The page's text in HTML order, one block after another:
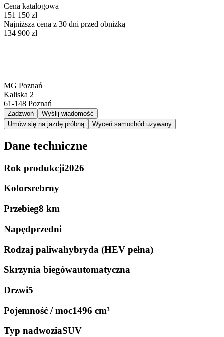
Cena katalogowa
151 150 zł
Najniższa cena z 30 dni przed obniżką
134 900 zł
MG Poznań
Kaliska 2
61-148 Poznań
Zadzwoń
Wyślij wiadomość
Umów się na jazdę próbną
Wyceń samochód używany
Dane techniczne
Rok produkcji2026
Kolorsrebrny
Przebieg8 km
Napędprzedni
Rodzaj paliwahybryda (HEV pełna)
Skrzynia biegówautomatyczna
Drzwi5
Pojemność / moc1496 cm³
Typ nadwoziaSUV